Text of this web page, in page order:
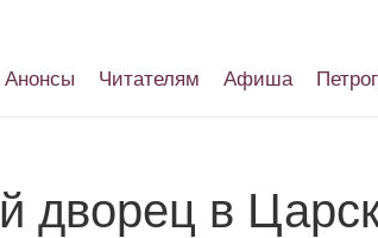
дворец в
Анонсы Читателям Афиша